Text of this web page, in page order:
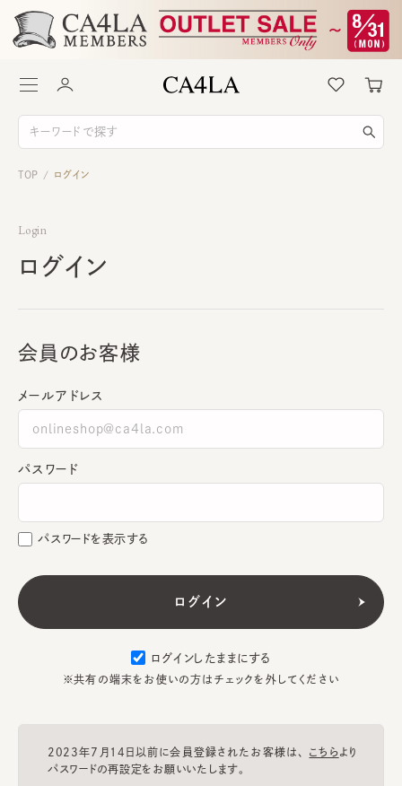
TOP / ログイン
Login
ログイン
会員のお客様
メールアドレス
パスワード
パスワードを表示する
ログインしたままにする
※共有の端末をお使いの方はチェックを外してください
2023年7月14日以前に会員登録されたお客様は、 こちらより
パスワードの再設定をお願いいたします。